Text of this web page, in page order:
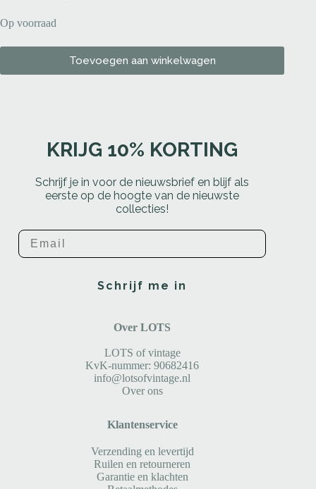
Op voorraad
Toevoegen aan winkelwagen
KRIJG 10% KORTING
Schrijf je in voor de nieuwsbrief en blijf als
eerste op de hoogte van de nieuwste
collecties!
Email
Schrijf me in
Over LOTS
LOTS of vintage
KvK-nummer: 90682416
info@lotsofvintage.nl
Over ons
Klantenservice
Verzending en levertijd
Ruilen en retourneren
Garantie en klachten